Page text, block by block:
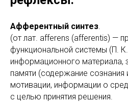
Афферентный синтез.
(от лат. afferens (afferentis) —
функциональной системы (П.
информационного материала,
памяти (содержание сознания
мотивации, информации о
с целью принятия решения.